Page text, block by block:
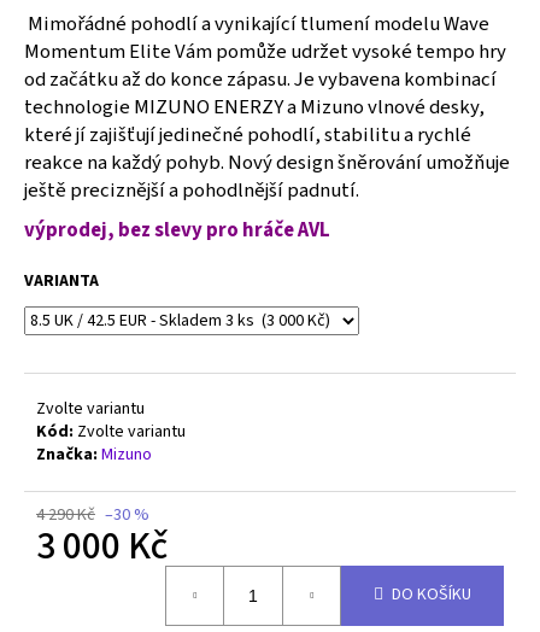
Mimořádné pohodlí a vynikající tlumení modelu Wave
Momentum Elite Vám pomůže udržet vysoké tempo hry
od začátku až do konce zápasu. Je vybavena kombinací
technologie MIZUNO ENERZY a Mizuno vlnové desky,
které jí zajišťují jedinečné pohodlí, stabilitu a rychlé
reakce na každý pohyb. Nový design šněrování umožňuje
ještě preciznější a pohodlnější padnutí.
výprodej, bez slevy pro hráče AVL
VARIANTA
Zvolte variantu
Kód: Zvolte variantu
Značka: Mizuno
4 290 Kč –30 %
3 000 Kč
DO KOŠÍKU
u
č
u
j
e
m
e
WAVE
29
-
690
Kč
Původně:
990
Kč